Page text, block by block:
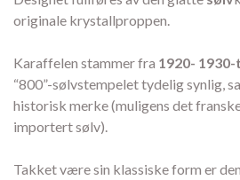
originale krystallproppen.
Karaffelen stammer fra 1920-
“800”-sølvstempelet tydelig synlig,
historisk merke (muligens det
importert sølv).
Takket være sin klassiske form er